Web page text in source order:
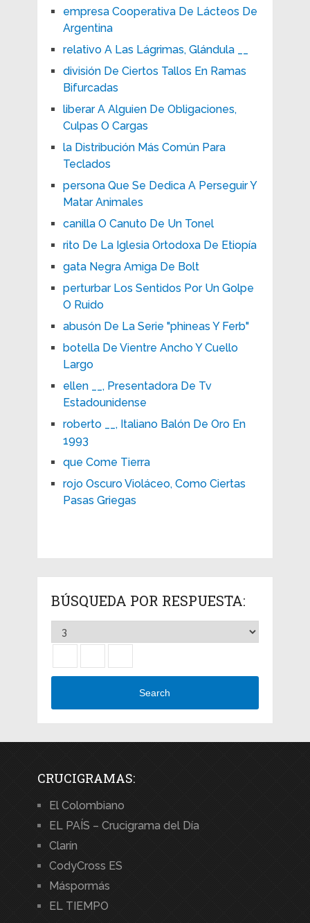
empresa Cooperativa De Lácteos De
Argentina
relativo A Las Lágrimas, Glándula __
división De Ciertos Tallos En Ramas
Bifurcadas
liberar A Alguien De Obligaciones,
Culpas O Cargas
la Distribución Más Común Para
Teclados
persona Que Se Dedica A Perseguir Y
Matar Animales
canilla O Canuto De Un Tonel
rito De La Iglesia Ortodoxa De Etiopía
gata Negra Amiga De Bolt
perturbar Los Sentidos Por Un Golpe
O Ruido
abusón De La Serie "phineas Y Ferb"
botella De Vientre Ancho Y Cuello
Largo
ellen __, Presentadora De Tv
Estadounidense
roberto __, Italiano Balón De Oro En
1993
que Come Tierra
rojo Oscuro Violáceo, Como Ciertas
Pasas Griegas
BÚSQUEDA POR RESPUESTA:
Search
CRUCIGRAMAS:
El Colombiano
EL PAÍS – Crucigrama del Día
Clarín
CodyCross ES
Máspormás
EL TIEMPO